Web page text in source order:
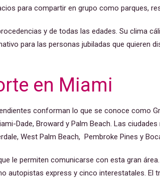
para compartir en grupo como parques,
y de todas las edades. Su clima
para las personas jubiladas que quieren
en Miami
conforman lo que se conoce como
Dade, Broward y Palm Beach. Las
West Palm Beach, Pembroke Pines y
le permiten comunicarse con esta gran
autopistas express y cinco interestatales. El